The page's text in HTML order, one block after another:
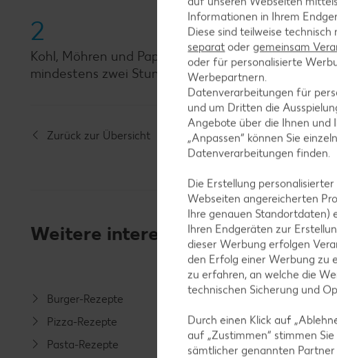
2
Kohl, Möhren und Paprika mit dem Dressing
mindestens zwei Stunden ziehen lassen, am besten
Zurück zur Übersicht
Weitere interessante
Burger-Rezepte
Pizza-Rezepte
Pasta-Rezepte
Salat-Rezepte
Spargel-
Fleisch-
Informationen in Ihrem
Diese sind teilweise
separat oder gemeinsam
oder für personalisierte
Werbepartnern.
Datenverarbeitungen für
und um Dritten die
Angebote über die Ihnen und
„Anpassen“ können Sie
Datenverarbeitungen finden.
Die Erstellung
Webseiten angereicherten
Ihre genauen Standortdaten)
Ihren Endgeräten zur
dieser Werbung erfolgen
den Erfolg einer Werbung zu
zu erfahren, an welche die
technischen Sicherung und
Durch einen Klick auf
auf „Zustimmen“ stimmen
sämtlicher genannten